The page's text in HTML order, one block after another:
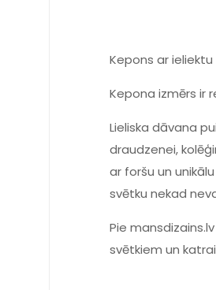
Kepons ar
Kepona izmērs ir
Lieliska dāvana
draudzenei,
ar foršu un
svētku nekad
Pie
svētkiem un